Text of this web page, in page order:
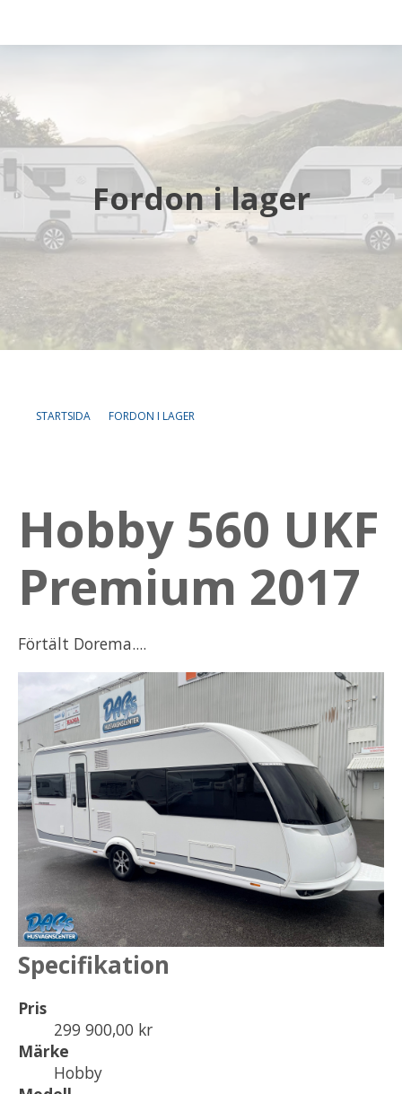
Husbilar
Butik
Fordon i lager
STARTSIDA FORDON I LAGER
Hobby 560 UKF
Premium 2017
Förtält Dorema....
Specifikation
Pris
299 900,00 kr
Märke
Hobby